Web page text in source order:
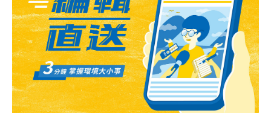
消費者必須要重新拿回產品選擇權，促使企業推出更乾淨
節能的產品。台灣索尼創辦於1946年，產品類別不斷擴
充，影響層面廣，更成為跨國企業。蔡宜凌表示索尼早在
1994年就開始撰述環境報告書，並逐年充實內容，使資訊
透明化，認真規範企業的環保責任。2003年更發展「綠色
夥伴」認證，嚴格規範合作協力廠商的環境責任，成為綠
色規範之先驅。在企業社會責